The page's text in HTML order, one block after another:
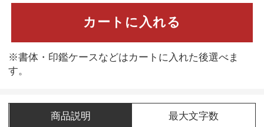
カートに入れる
※書体・印鑑ケースなどはカートに入れた後選べま
す。
商品説明 最大文字数